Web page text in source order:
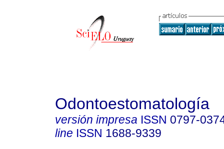
Odontoestomatología
versión impresa ISSN 0797-
line ISSN 1688-9339